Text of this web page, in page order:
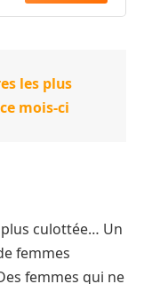
les plus
mois-ci
culottée… Un
femmes
femmes qui ne